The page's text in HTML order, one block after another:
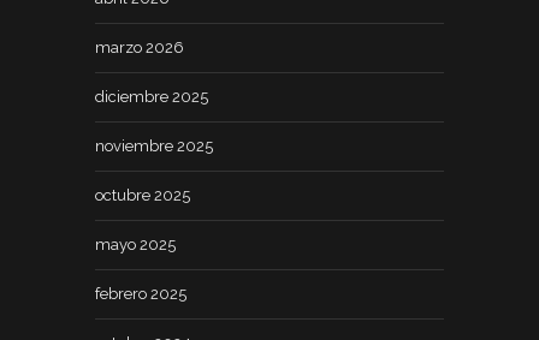
marzo 2026
diciembre 2025
noviembre 2025
octubre 2025
mayo 2025
febrero 2025